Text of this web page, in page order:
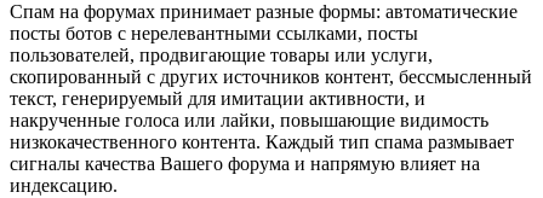
Спам на форумах принимает разные формы: автоматические
посты ботов с нерелевантными ссылками, посты
пользователей, продвигающие товары или услуги,
скопированный с других источников контент, бессмысленный
текст, генерируемый для имитации активности, и
накрученные голоса или лайки, повышающие видимость
низкокачественного контента. Каждый тип спама размывает
сигналы качества Вашего форума и напрямую влияет на
индексацию.